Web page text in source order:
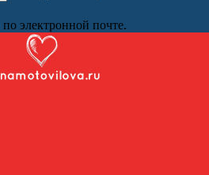
электронной почте.